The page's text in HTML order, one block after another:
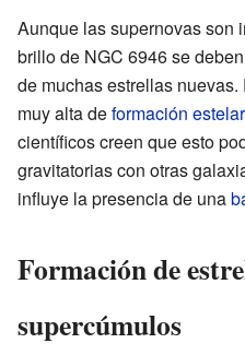
Aunque las supernovas son
brillo de NGC 6946 se
de muchas estrellas
muy alta deformación estelar
científicos creen que esto
gravitatorias con otras
influye la presencia de una
Formación de
supercúmulos